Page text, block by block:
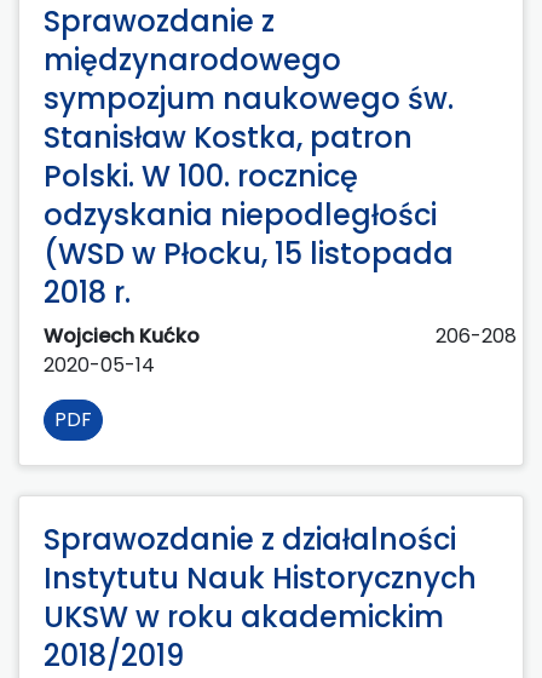
Sprawozdanie z
międzynarodowego
sympozjum naukowego św.
Stanisław Kostka, patron
Polski. W 100. rocznicę
odzyskania niepodległości
(WSD w Płocku, 15 listopada
2018 r.
Wojciech Kućko
206-208
2020-05-14
PDF
Sprawozdanie z działalności
Instytutu Nauk Historycznych
UKSW w roku akademickim
2018/2019